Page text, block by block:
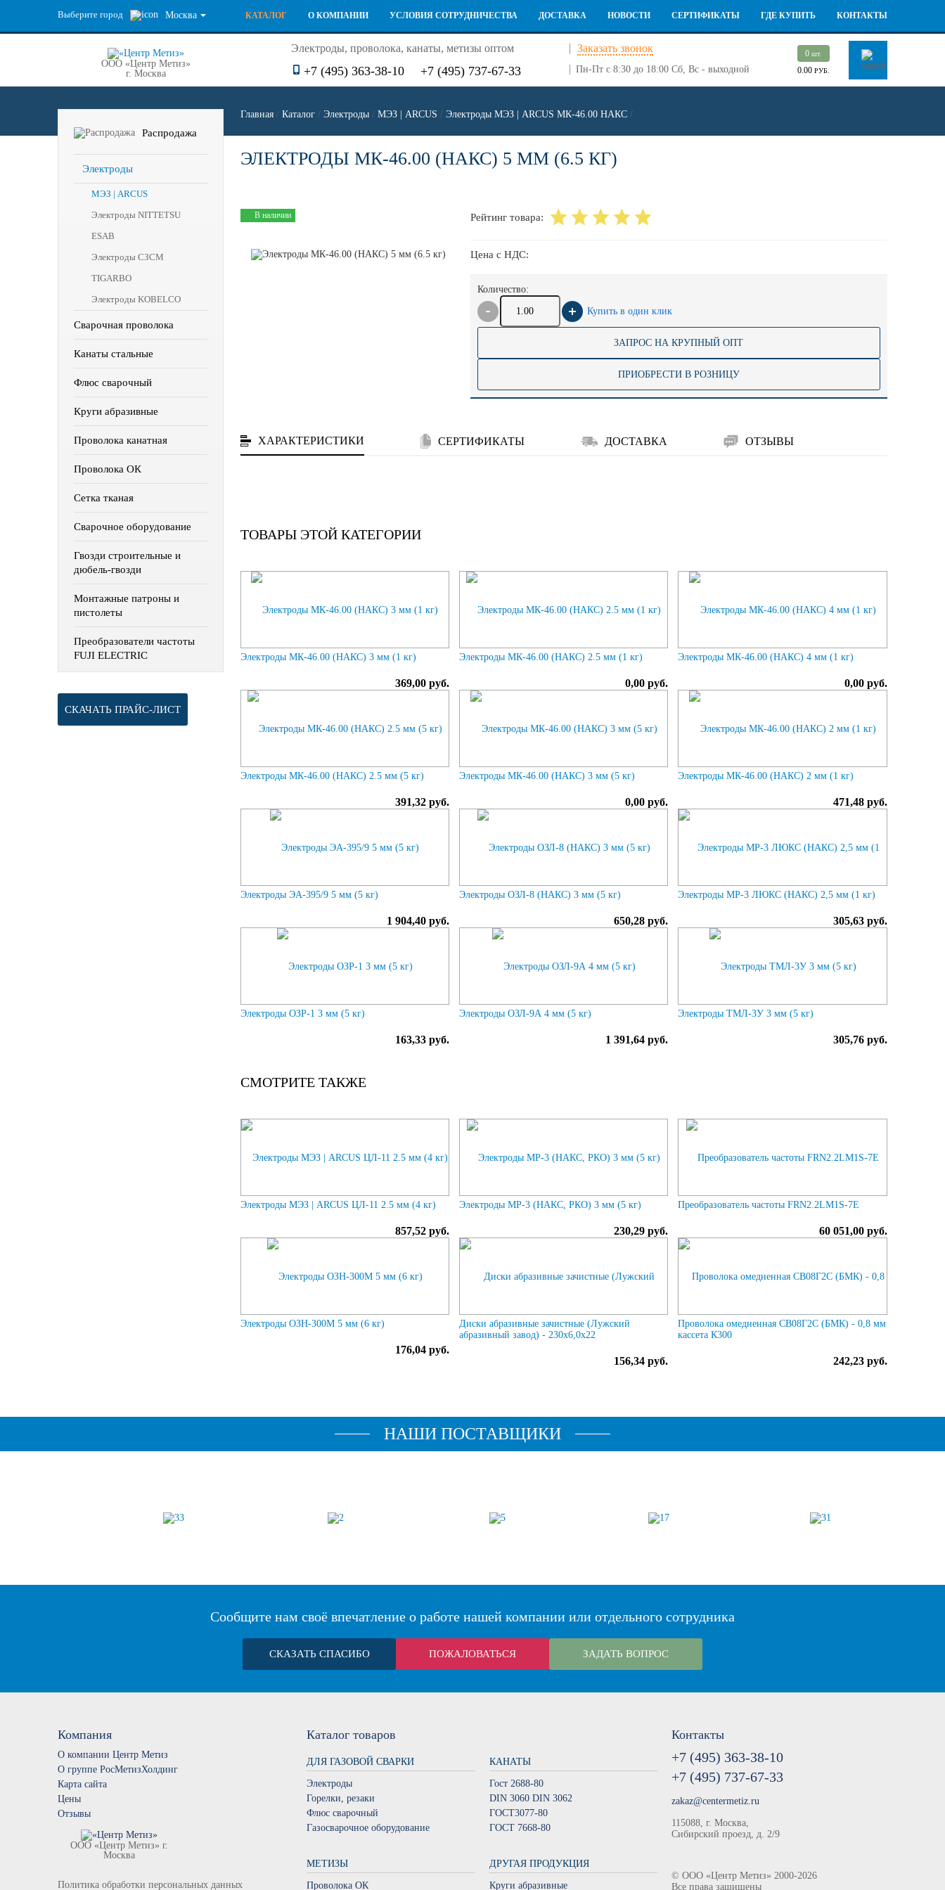
Выберите город Москва КАТАЛОГ О КОМПАНИИ УСЛОВИЯ СОТРУДНИЧЕСТВА ДОСТАВКА НОВОСТИ СЕРТИФИКАТЫ ГДЕ КУПИТЬ КОНТАКТЫ
ООО «Центр Метиз»
г. Москва
Электроды, проволока, канаты, метизы оптом Заказать звонок
+7 (495) 363-38-10 +7 (495) 737-67-33 Пн-Пт с 8:30 до 18:00 Сб, Вс - выходной
0шт.
0.00 РУБ.
Распродажа
Электроды
МЭЗ | ARCUS
Электроды NITTETSU
ESAB
Электроды СЗСМ
TIGARBO
Электроды KOBELCO
Сварочная проволока
Канаты стальные
Флюс сварочный
Круги абразивные
Проволока канатная
Проволока ОК
Сетка тканая
Сварочное оборудование
Гвозди строительные и
дюбель-гвозди
Монтажные патроны и
пистолеты
Преобразователи частоты
FUJI ELECTRIC
СКАЧАТЬ ПРАЙС-ЛИСТ
Главная / Каталог / Электроды / МЭЗ | ARCUS / Электроды МЭЗ | ARCUS МК-46.00 НАКС /
ЭЛЕКТРОДЫ МК-46.00 (НАКС) 5 ММ (6.5 КГ)
В наличии Рейтинг товара:
Цена с НДС:
Количество:
Купить в один клик
ЗАПРОС НА КРУПНЫЙ ОПТ
ПРИОБРЕСТИ В РОЗНИЦУ
ХАРАКТЕРИСТИКИ СЕРТИФИКАТЫ ДОСТАВКА ОТЗЫВЫ
ТОВАРЫ ЭТОЙ КАТЕГОРИИ
Электроды МК-46.00 (НАКС) 3 мм (1 кг)
369,00 руб.
Электроды МК-46.00 (НАКС) 2.5 мм (1 кг)
0,00 руб.
Электроды МК-46.00 (НАКС) 4 мм (1 кг)
0,00 руб.
Электроды МК-46.00 (НАКС) 2.5 мм (5 кг)
391,32 руб.
Электроды МК-46.00 (НАКС) 3 мм (5 кг)
0,00 руб.
Электроды МК-46.00 (НАКС) 2 мм (1 кг)
471,48 руб.
Электроды ЭА-395/9 5 мм (5 кг)
1 904,40 руб.
Электроды ОЗЛ-8 (НАКС) 3 мм (5 кг)
650,28 руб.
Электроды МР-3 ЛЮКС (НАКС) 2,5 мм (1 кг)
305,63 руб.
Электроды ОЗР-1 3 мм (5 кг)
163,33 руб.
Электроды ОЗЛ-9А 4 мм (5 кг)
1 391,64 руб.
Электроды ТМЛ-3У 3 мм (5 кг)
305,76 руб.
СМОТРИТЕ ТАКЖЕ
Электроды МЭЗ | ARCUS ЦЛ-11 2.5 мм (4 кг)
857,52 руб.
Электроды МР-3 (НАКС, РКО) 3 мм (5 кг)
230,29 руб.
Преобразователь частоты FRN2.2LM1S-7E
60 051,00 руб.
Электроды ОЗН-300М 5 мм (6 кг)
176,04 руб.
Диски абразивные зачистные (Лужский
абразивный завод) - 230х6,0х22
156,34 руб.
Проволока омедненная СВ08Г2С (БМК) - 0,8 мм
кассета К300
242,23 руб.
НАШИ ПОСТАВЩИКИ
Сообщите нам своё впечатление о работе нашей компании или отдельного сотрудника
СКАЗАТЬ СПАСИБО ПОЖАЛОВАТЬСЯ ЗАДАТЬ ВОПРОС
Компания
О компании Центр Метиз
О группе РосМетизХолдинг
Карта сайта
Цены
Отзывы
ООО «Центр Метиз» г.
Москва
Политика обработки персональных данных
Каталог товаров
ДЛЯ ГАЗОВОЙ СВАРКИ
Электроды
Горелки, резаки
Флюс сварочный
Газосварочное оборудование
КАНАТЫ
Гост 2688-80
DIN 3060 DIN 3062
ГОСТ3077-80
ГОСТ 7668-80
МЕТИЗЫ
Проволока ОК
ДРУГАЯ ПРОДУКЦИЯ
Круги абразивные
Контакты
+7 (495) 363-38-10
+7 (495) 737-67-33
zakaz@centermetiz.ru
115088, г. Москва,
Сибирский проезд, д. 2/9
©ООО «Центр Метиз» 2000-2026
Все права защищены